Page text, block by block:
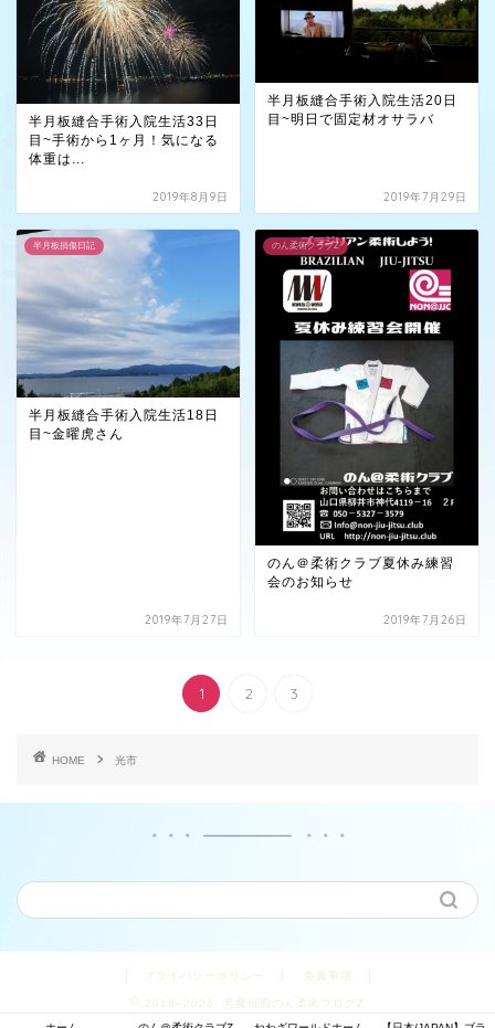
半月板縫合手術入院生活33日
目~手術から1ヶ月！気になる
体重は...
2019年8月9日
半月板縫合手術入院生活20日
目~明日で固定材オサラバ
2019年7月29日
半月板損傷日記
半月板縫合手術入院生活18日
目~金曜虎さん
2019年7月27日
のん柔術クラブZ
のん＠柔術クラブ夏休み練習
会のお知らせ
2019年7月26日
1 2 3
HOME 光市
プライバシーポリシー 免責事項
2018–2026 悪魔仮面のん柔術ブログZ